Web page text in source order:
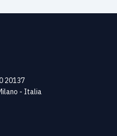
20137
- Italia